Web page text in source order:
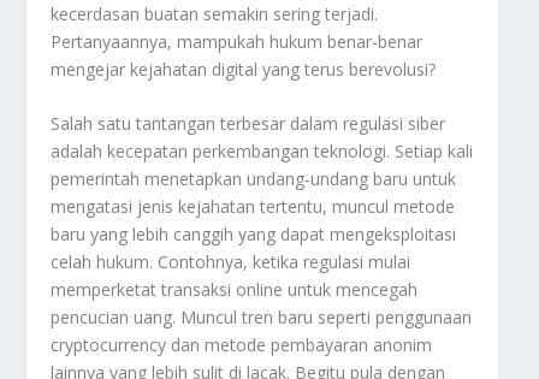
kecerdasan buatan semakin sering terjadi.
Pertanyaannya, mampukah hukum benar-benar
mengejar kejahatan digital yang terus berevolusi?
Salah satu tantangan terbesar dalam regulasi siber
adalah kecepatan perkembangan teknologi. Setiap kali
pemerintah menetapkan undang-undang baru untuk
mengatasi jenis kejahatan tertentu, muncul metode
baru yang lebih canggih yang dapat mengeksploitasi
celah hukum. Contohnya, ketika regulasi mulai
memperketat transaksi online untuk mencegah
pencucian uang. Muncul tren baru seperti penggunaan
cryptocurrency dan metode pembayaran anonim
lainnya yang lebih sulit di lacak. Begitu pula dengan